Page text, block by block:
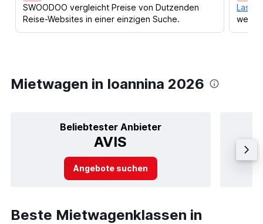
SWOODOO vergleicht Preise von Dutzenden
Reise-Websites in einer einzigen Suche.
Lass
Mietwagen in Ioannina 2026
Beliebtester Anbieter
AVIS
Angebote suchen
Beste Mietwagenklassen in